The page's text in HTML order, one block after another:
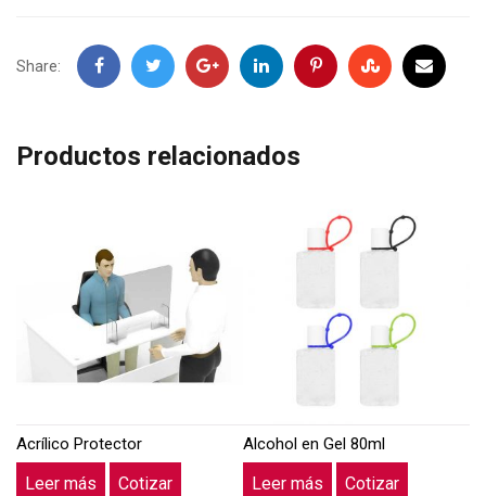
Share: FacebookTwitter GoogleLinkedInPinterestStumbleupon
Email
Productos relacionados
Acrílico Protector
Leer más Cotizar
Alcohol en Gel 80ml
Leer más Cotizar